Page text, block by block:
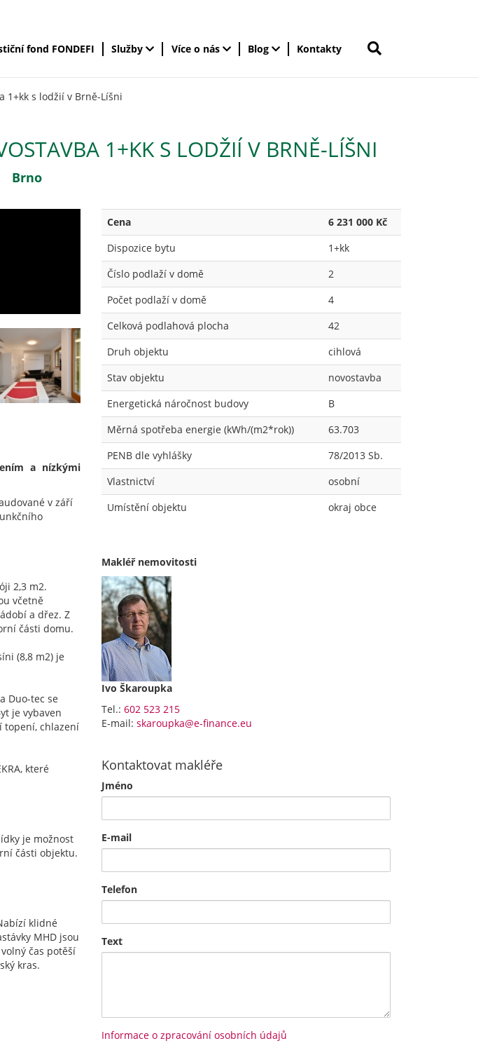
fond FONDEFI Služby Více o nás Blog Kontakty
1+kk s lodžií v Brně-Líšni
1+KK S LODŽIÍ V BRNĚ-LÍŠNI
Brno
a nízkými
v září
2,3 m2.
včetně
a dřez. Z
části domu.
(8,8 m2) je
Duo-tec se
je vybaven
topení, chlazení
které
je možnost
části objektu.
klidné
MHD jsou
čas potěší
kras.
Cena
6 231 000 Kč
Dispozice bytu
1+kk
Číslo podlaží v domě
2
Počet podlaží v domě
4
Celková podlahová plocha
42
Druh objektu
cihlová
Stav objektu
novostavba
Energetická náročnost budovy
B
Měrná spotřeba energie (kWh/(m2*rok))
63.703
PENB dle vyhlášky
78/2013 Sb.
Vlastnictví
osobní
Umístění objektu
okraj obce
Makléř nemovitosti
Ivo Škaroupka
Tel.: 602 523 215
E-mail: skaroupka@e-finance.eu
Kontaktovat makléře
Jméno
E-mail
Telefon
Text
Informace o zpracování osobních údajů